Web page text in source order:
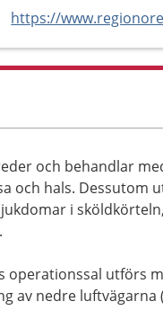
och behandlar
och hals. Dessutom
i
operationssal utförs
av nedre